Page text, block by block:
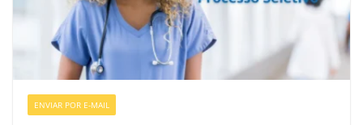
ENVIAR POR E-MAIL